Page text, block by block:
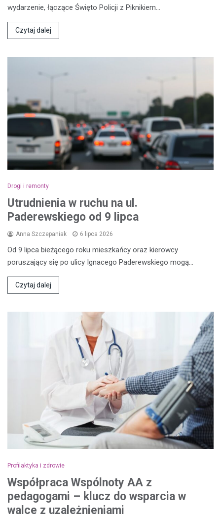
wydarzenie, łączące Święto Policji z Piknikiem…
Czytaj dalej
Drogi i remonty
Utrudnienia w ruchu na ul.
Paderewskiego od 9 lipca
Anna Szczepaniak 6 lipca 2026
Od 9 lipca bieżącego roku mieszkańcy oraz kierowcy
poruszający się po ulicy Ignacego Paderewskiego mogą…
Czytaj dalej
Profilaktyka i zdrowie
Współpraca Wspólnoty AA z
pedagogami – klucz do wsparcia w
walce z uzależnieniami